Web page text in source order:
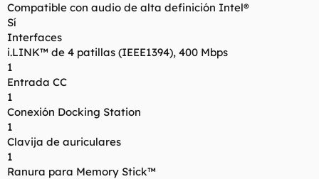
Compatible con audio de alta definición Intel®
Sí
Interfaces
i.LINK™ de 4 patillas (IEEE1394), 400 Mbps
1
Entrada CC
1
Conexión Docking Station
1
Clavija de auriculares
1
Ranura para Memory Stick™